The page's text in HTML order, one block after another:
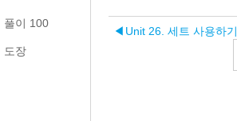
◀︎ Unit 26. 세트 사용하기
풀이 100
도장